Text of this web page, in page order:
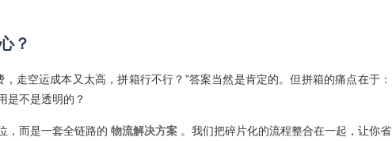
？
走空运成本又太高，拼箱行不行？”答案当然是肯定的。但拼箱的痛点在于：
是不是透明的？
，而是一套全链路的 物流解决方案 。我们把碎片化的流程整合在一起，让你省